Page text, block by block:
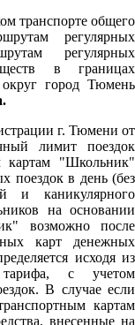
транспорте общего
регулярных
регулярных
в границах
округ город Тюмень
г. Тюмени от
лимит поездок
картам "Школьник"
поездок в день (без
и каникулярного
на основании
возможно после
карт денежных
исходя из
тарифа, с учетом
В случае если
картам
внесенные на